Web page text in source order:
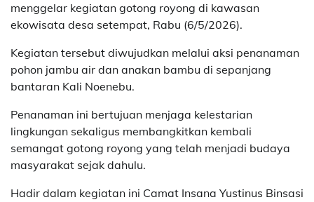
menggelar kegiatan gotong royong di kawasan
ekowisata desa setempat, Rabu (6/5/2026).
Kegiatan tersebut diwujudkan melalui aksi penanaman
pohon jambu air dan anakan bambu di sepanjang
bantaran Kali Noenebu.
Penanaman ini bertujuan menjaga kelestarian
lingkungan sekaligus membangkitkan kembali
semangat gotong royong yang telah menjadi budaya
masyarakat sejak dahulu.
Hadir dalam kegiatan ini Camat Insana Yustinus Binsasi